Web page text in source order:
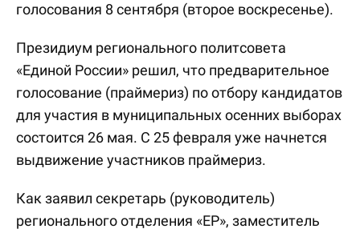
голосования 8 сентября (второе воскресенье).
Президиум регионального политсовета
«Единой России» решил, что предварительное
голосование (праймериз) по отбору кандидатов
для участия в муниципальных осенних выборах
состоится 26 мая. С 25 февраля уже начнется
выдвижение участников праймериз.
Как заявил секретарь (руководитель)
регионального отделения «ЕР», заместитель